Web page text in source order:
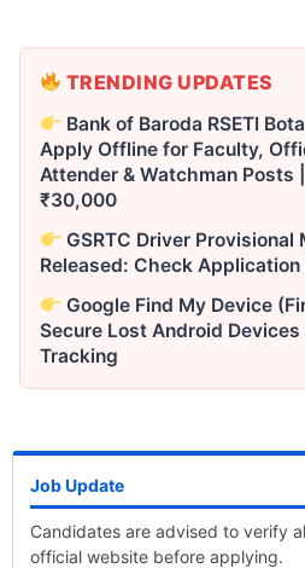
TRENDING UPDATES
Bank of Baroda RSETI
Apply Offline for Faculty,
Attender & Watchman Posts
₹30,000
GSRTC Driver
Released: Check Application
Google Find My Device
Secure Lost Android
Tracking
Job Update
Candidates are advised to verify
official website before applying.